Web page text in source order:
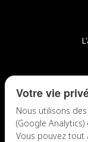
Votre vie
Nous utilisons
(Google
Vous pouvez tout